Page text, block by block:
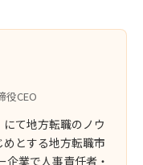
役CEO
て地方転職のノウ
とする地方転職市
業で人事責任者・